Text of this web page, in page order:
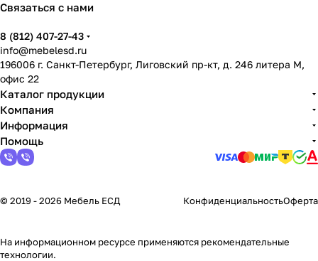
Связаться с нами
8 (812) 407-27-43
info@mebelesd.ru
196006 г. Санкт-Петербург, Лиговский пр-кт, д. 246 литера М,
офис 22
Каталог продукции
Компания
Информация
Помощь
© 2019 - 2026 Мебель ЕСД КонфиденциальностьОферта
На информационном ресурсе применяются рекомендательные
технологии.